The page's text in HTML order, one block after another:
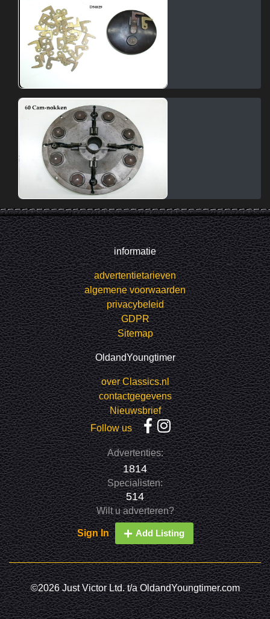
informatie
advertentietarieven
algemene voorwaarden
privacybeleid
GDPR
Sitemap
OldandYoungtimer
over Classics.nl
contactgegevens
Nieuwsbrief
Follow us
Advertenties:
1814
Specialisten:
514
Wilt u adverteren?
Sign In Add Listing
©2026 Just Victor Ltd. t/a OldandYoungtimer.com